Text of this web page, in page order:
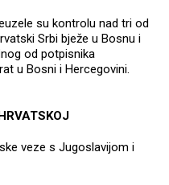
su kontrolu nad tri od
Srbi bježe u Bosnu i
od potpisnika
u Bosni i Hercegovini.
veze s Jugoslavijom i